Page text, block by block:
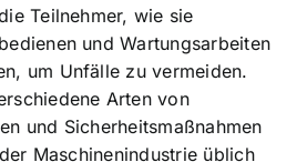
Teilnehmer, wie sie
und Wartungsarbeiten
um Unfälle zu vermeiden.
Arten von
und Sicherheitsmaßnahmen
Maschinenindustrie üblich